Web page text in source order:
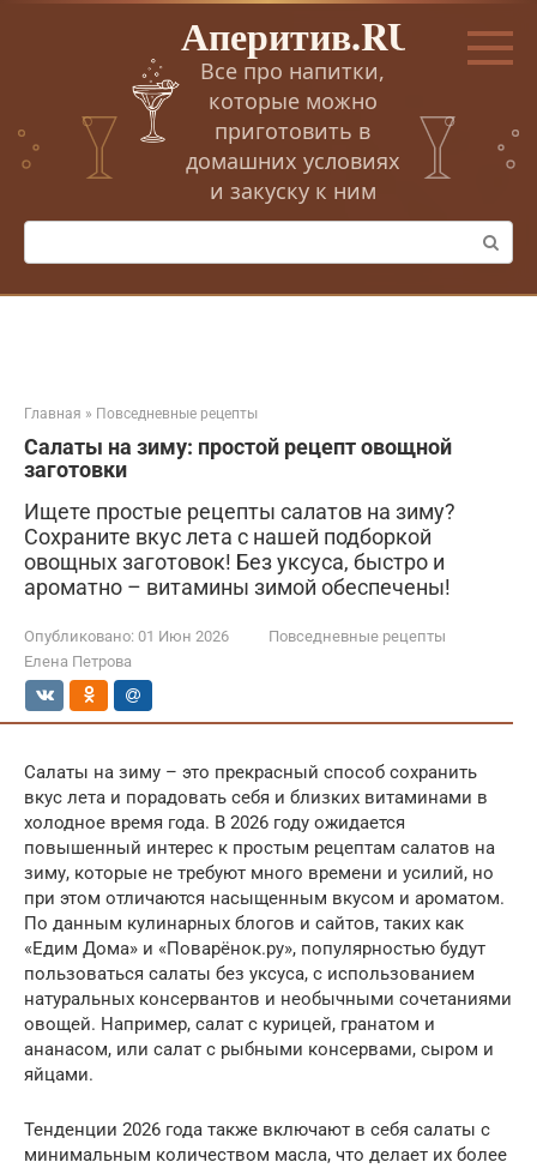
Перейти
Аперитив.RU
Все про напитки,
которые можно
приготовить в
домашних условиях
и закуску к ним
Поиск:
Главная » Повседневные рецепты
Салаты на зиму: простой рецепт овощной
заготовки
Ищете простые рецепты салатов на зиму?
Сохраните вкус лета с нашей подборкой
овощных заготовок! Без уксуса, быстро и
ароматно – витамины зимой обеспечены!
Опубликовано: 01 Июн 2026
Повседневные рецепты
Елена Петрова
Салаты на зиму – это прекрасный способ сохранить
вкус лета и порадовать себя и близких витаминами в
холодное время года. В 2026 году ожидается
повышенный интерес к простым рецептам салатов на
зиму, которые не требуют много времени и усилий, но
при этом отличаются насыщенным вкусом и ароматом.
По данным кулинарных блогов и сайтов, таких как
«Едим Дома» и «Поварёнок.ру», популярностью будут
пользоваться салаты без уксуса, с использованием
натуральных консервантов и необычными сочетаниями
овощей. Например, салат с курицей, гранатом и
ананасом, или салат с рыбными консервами, сыром и
яйцами.
Тенденции 2026 года также включают в себя салаты с
минимальным количеством масла, что делает их более